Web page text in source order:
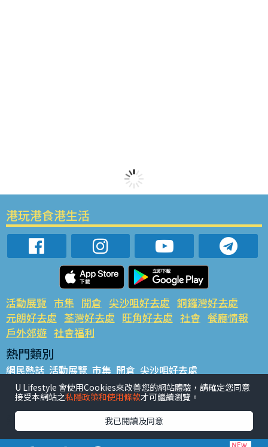
港玩港食港生活
活動展覽 市集 開倉 尖沙咀好去處 銅鑼灣好去處
元朗好去處 荃灣好去處 旺角好去處 社會 餐廳情報
戶外郊遊 社會福利
熱門類別
網民熱話 活動展覽 市集 開倉 尖沙咀好去處
銅鑼灣好去處 元朗好去處 荃灣好去處 旺角好去處 社會
餐廳情報 戶外郊遊
熱門標籤
#UGO搵好去處 #人氣活動推介 #美食社群熱話
U Lifestyle 會使用Cookies來改善您的網站體驗，請確定您同意
接受本網站之私隱政策和使用條款才可繼續瀏覽。
我已閱讀及同意